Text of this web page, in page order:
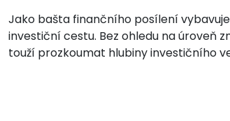
Jako bašta finančního posílení
investiční cestu. Bez ohledu na úroveň
touží prozkoumat hlubiny investičního